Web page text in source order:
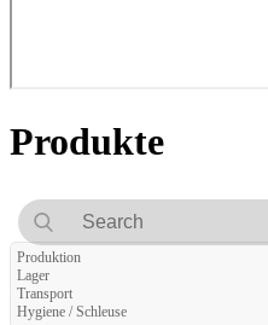
Produkte
Produktion
Lager
Transport
Hygiene / Schleuse